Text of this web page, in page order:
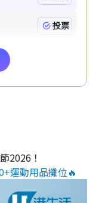
2026！
運動用品攤位🔥